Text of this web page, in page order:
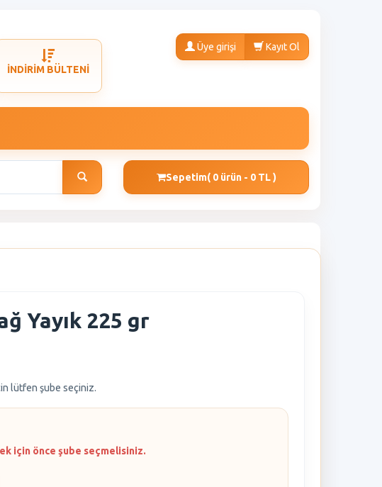
İNDİRİM BÜLTENİ
Üye girişi Kayıt Ol
Sepetim( 0 ürün - 0 TL )
Yayık 225 gr
lütfen şube seçiniz.
için önce şube seçmelisiniz.